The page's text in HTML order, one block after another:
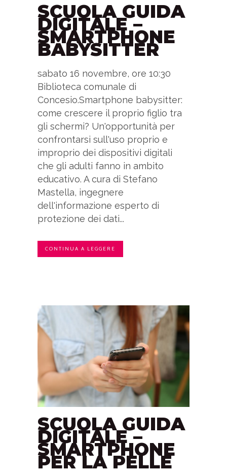
SCUOLA GUIDA
DIGITALE –
SMARTPHONE
BABYSITTER
sabato 16 novembre, ore 10:30
Biblioteca comunale di
Concesio.Smartphone babysitter:
come crescere il proprio figlio tra
gli schermi? Un'opportunità per
confrontarsi sull'uso proprio e
improprio dei dispositivi digitali
che gli adulti fanno in ambito
educativo. A cura di Stefano
Mastella, ingegnere
dell'informazione esperto di
protezione dei dati...
CONTINUA A LEGGERE
SCUOLA GUIDA
DIGITALE –
SMARTPHONE
PER LA PELLE